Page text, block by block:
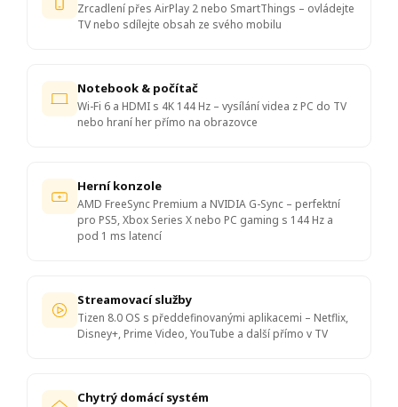
Zrcadlení přes AirPlay 2 nebo SmartThings – ovládejte
TV nebo sdílejte obsah ze svého mobilu
Notebook & počítač
Wi-Fi 6 a HDMI s 4K 144 Hz – vysílání videa z PC do TV
nebo hraní her přímo na obrazovce
Herní konzole
AMD FreeSync Premium a NVIDIA G-Sync – perfektní
pro PS5, Xbox Series X nebo PC gaming s 144 Hz a
pod 1 ms latencí
Streamovací služby
Tizen 8.0 OS s předdefinovanými aplikacemi – Netflix,
Disney+, Prime Video, YouTube a další přímo v TV
Chytrý domácí systém